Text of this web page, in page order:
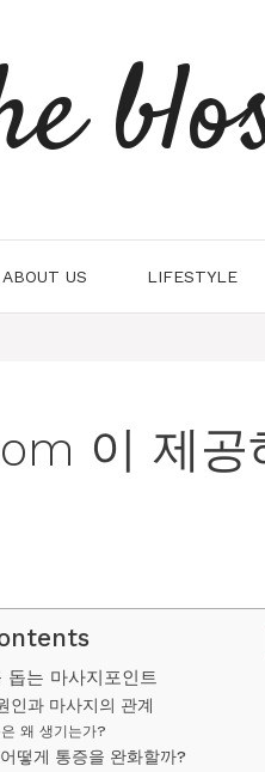
ABOUT US LIFESTYLE
이 제공
돕는 마사지포인트
인과 마사지의 관계
왜 생기는가?
떻게 통증을 완화할까?